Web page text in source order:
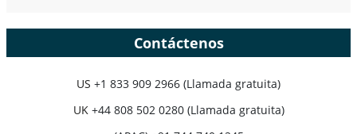
Contáctenos
US +1 833 909 2966 (Llamada gratuita)
UK +44 808 502 0280 (Llamada gratuita)